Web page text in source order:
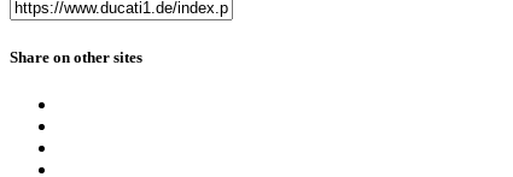
Share on other sites